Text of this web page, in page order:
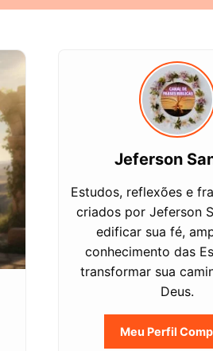
Jeferson
Estudos, reflexões e
criados por Jeferson
edificar sua fé,
conhecimento das
transformar sua
Deus.
Meu Perfil